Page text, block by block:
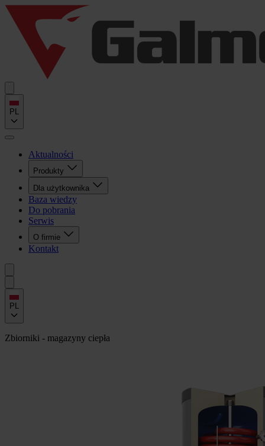
PL
Aktualności
Produkty
Dla użytkownika
Baza wiedzy
Do pobrania
Serwis
O firmie
Kontakt
PL
Zbiorniki - magazyny ciepła